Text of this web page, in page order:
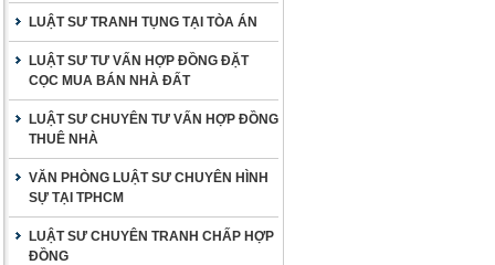
LUẬT SƯ TRANH TỤNG TẠI TÒA ÁN
LUẬT SƯ TƯ VẤN HỢP ĐỒNG ĐẶT
CỌC MUA BÁN NHÀ ĐẤT
LUẬT SƯ CHUYÊN TƯ VẤN HỢP ĐỒNG
THUÊ NHÀ
VĂN PHÒNG LUẬT SƯ CHUYÊN HÌNH
SỰ TẠI TPHCM
LUẬT SƯ CHUYÊN TRANH CHẤP HỢP
ĐỒNG